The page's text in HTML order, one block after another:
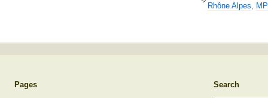
Rhône Alpes
Pages Search